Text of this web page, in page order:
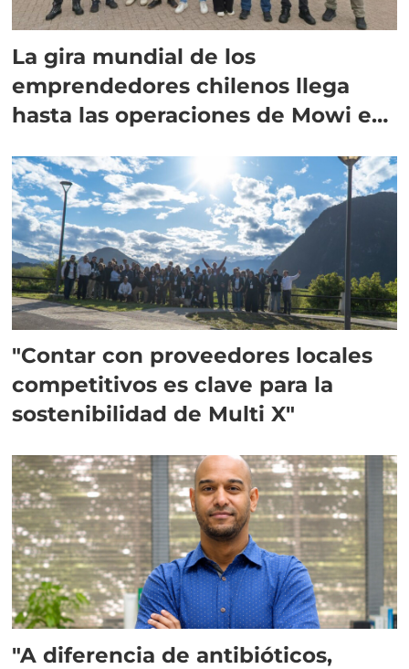
La gira mundial de los
emprendedores chilenos llega
hasta las operaciones de Mowi en
"Contar con proveedores locales
competitivos es clave para la
sostenibilidad de Multi X"
"A diferencia de antibióticos,